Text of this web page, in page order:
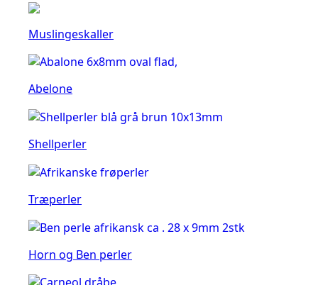
Muslingeskaller
Abelone
Shellperler
Træperler
Horn og Ben perler